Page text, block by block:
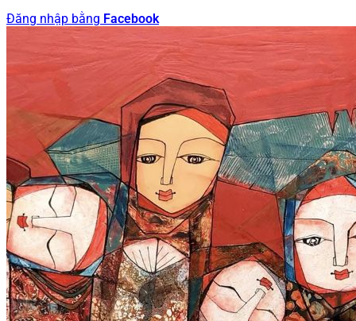
Đăng nhập bằng Facebook